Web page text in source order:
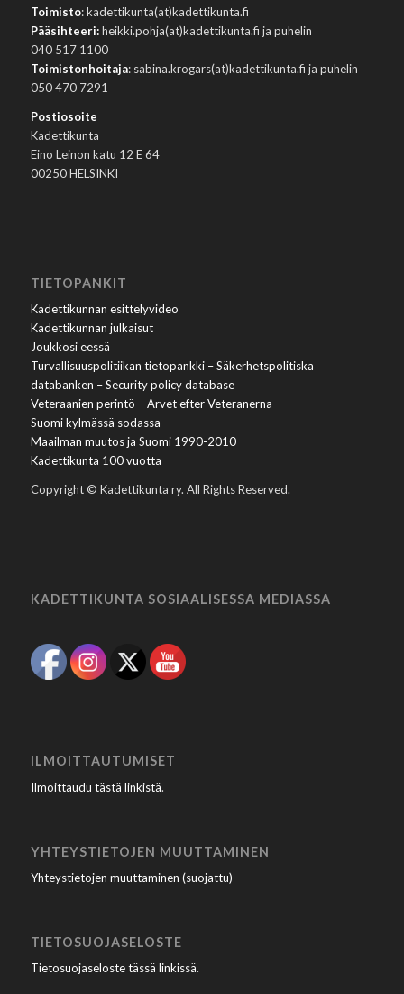
Toimisto: kadettikunta(at)kadettikunta.fi
Pääsihteeri:heikki.pohja(at)kadettikunta.fi ja puhelin
040 517 1100
Toimistonhoitaja: sabina.krogars(at)kadettikunta.fi ja puhelin
050 470 7291
Postiosoite
Kadettikunta
Eino Leinon katu 12 E 64
00250 HELSINKI
TIETOPANKIT
Kadettikunnan esittelyvideo
Kadettikunnan julkaisut
Joukkosi eessä
Turvallisuuspolitiikan tietopankki – Säkerhetspolitiska
databanken – Security policy database
Veteraanien perintö – Arvet efter Veteranerna
Suomi kylmässä sodassa
Maailman muutos ja Suomi 1990-2010
Kadettikunta 100 vuotta
Copyright © Kadettikunta ry. All Rights Reserved.
KADETTIKUNTA SOSIAALISESSA MEDIASSA
ILMOITTAUTUMISET
Ilmoittaudu tästä linkistä.
YHTEYSTIETOJEN MUUTTAMINEN
Yhteystietojen muuttaminen (suojattu)
TIETOSUOJASELOSTE
Tietosuojaseloste tässä linkissä.